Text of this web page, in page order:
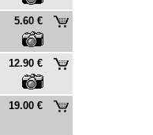
5.60 €
12.90 €
19.00 €